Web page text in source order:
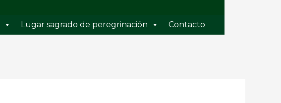
Lugar sagrado de peregrinación Contacto